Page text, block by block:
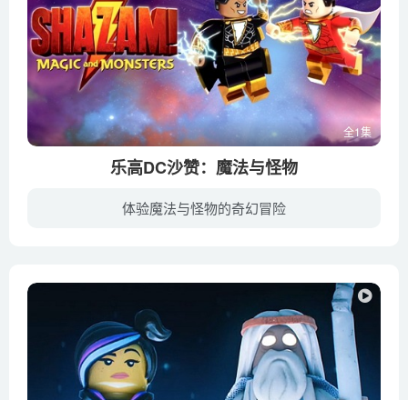
全1集
乐高DC沙赞：魔法与怪物
体验魔法与怪物的奇幻冒险